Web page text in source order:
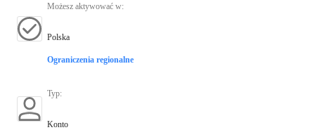
Możesz aktywować w:
Polska
Ograniczenia regionalne
Typ:
Konto